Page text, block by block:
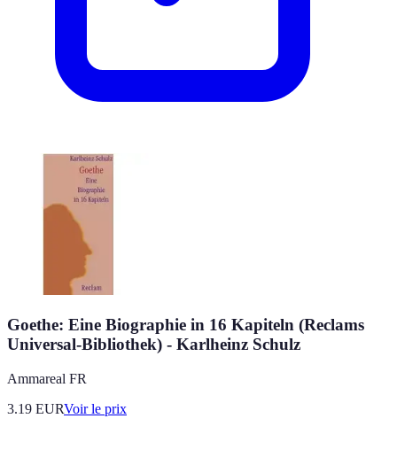
Goethe: Eine Biographie in 16 Kapiteln (Reclams
Universal-Bibliothek) - Karlheinz Schulz
Ammareal FR
3.19 EURVoir le prix